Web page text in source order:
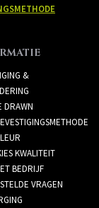
&
DRAWN
KWALITEIT
BEDRIJF
VRAGEN